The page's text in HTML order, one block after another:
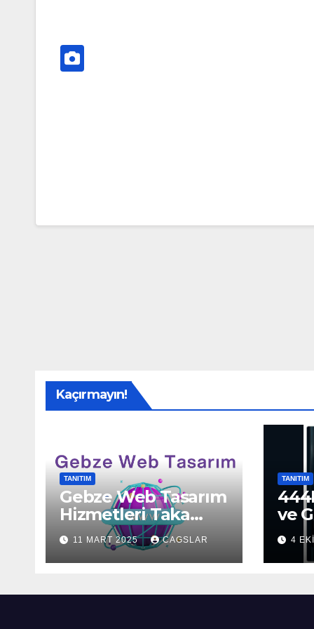
Kaçırmayın!
TANITIM
Gebze Web Tasarım
Hizmetleri Taka
Bilişim’de!
11 MART 2025 CAGSLAR
TANITIM
ve
4